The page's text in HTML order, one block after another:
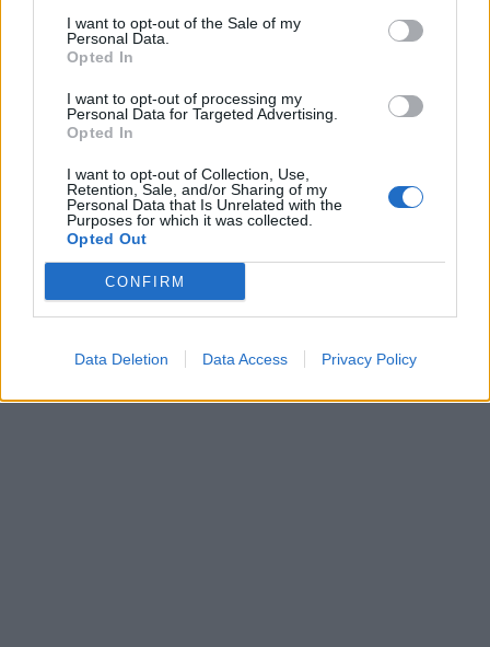
I want to opt-out of the Sale of my
Personal Data.
Opted In
I want to opt-out of processing my
Personal Data for Targeted Advertising.
Opted In
I want to opt-out of Collection, Use,
Retention, Sale, and/or Sharing of my
Personal Data that Is Unrelated with the
Purposes for which it was collected.
Opted Out
CONFIRM
Data Deletion Data Access Privacy Policy